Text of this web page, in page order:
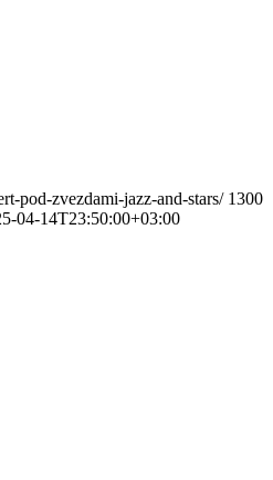
pod-zvezdami-jazz-and-stars/ 1300
04-14T23:50:00+03:00